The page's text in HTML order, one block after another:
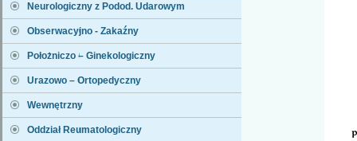
Neurologiczny z Podod. Udarowym
Obserwacyjno - Zakaźny
Położniczo – Ginekologiczny
Urazowo – Ortopedyczny
Wewnętrzny
Oddział Reumatologiczny